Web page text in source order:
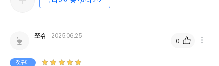
쪼슈 2025.06.25
첫구매
0